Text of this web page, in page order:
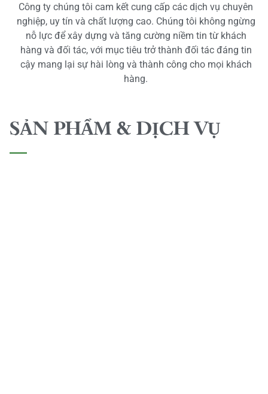
Công ty chúng tôi cam kết cung cấp các dịch vụ chuyên
nghiệp, uy tín và chất lượng cao. Chúng tôi không ngừng
nỗ lực để xây dựng và tăng cường niềm tin từ khách
hàng và đối tác, với mục tiêu trở thành đối tác đáng tin
cậy mang lại sự hài lòng và thành công cho mọi khách
hàng.
SẢN PHẨM & DỊCH VỤ